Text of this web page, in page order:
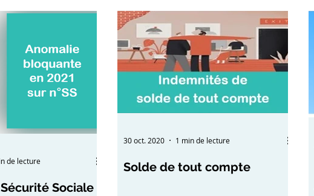
Sociale
de lecture Solde de tout compte
30 oct. 2020 1 min de lecture